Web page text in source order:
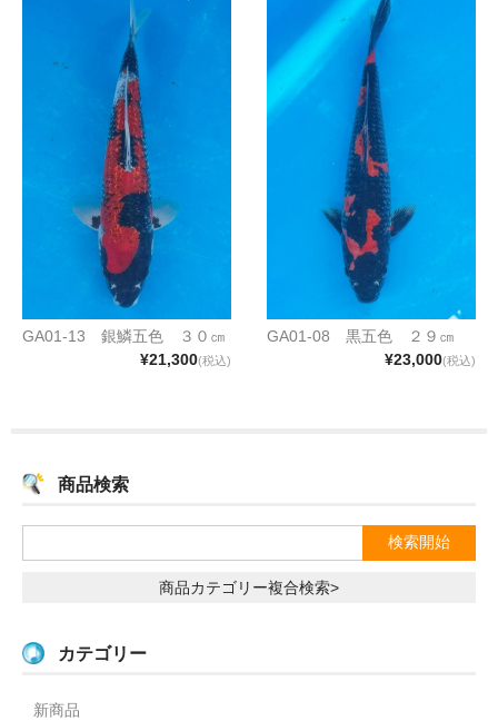
GA01-13 銀鱗五色 ３０㎝
¥21,300(税込)
GA01-08 黒五色 ２９㎝
¥23,000(税込)
商品検索
商品カテゴリー複合検索>
カテゴリー
新商品